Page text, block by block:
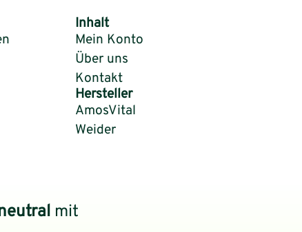
Inhalt
Mein Konto
Über uns
Kontakt
Hersteller
AmosVital
Weider
mit